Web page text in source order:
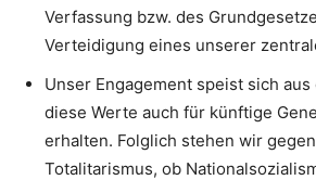
Verfassung bzw. des
Verteidigung eines unserer
Unser Engagement speist sich
diese Werte auch für künftige
erhalten. Folglich stehen wir
Totalitarismus, ob